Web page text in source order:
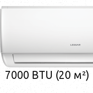
7000 BTU (20 м²)